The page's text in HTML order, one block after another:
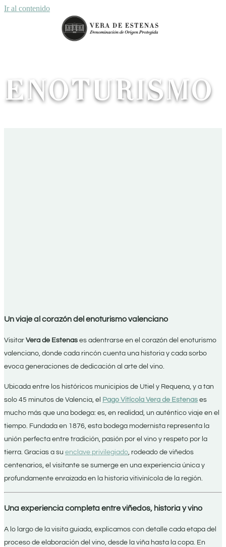
Ir al contenido
ENOTURISMO
Un viaje al corazón del enoturismo valenciano
Visitar Vera de Estenas es adentrarse en el corazón del enoturismo
valenciano, donde cada rincón cuenta una historia y cada sorbo
evoca generaciones de dedicación al arte del vino.
Ubicada entre los históricos municipios de Utiel y Requena, y a tan
solo 45 minutos de Valencia, el Pago Vitícola Vera de Estenas es
mucho más que una bodega: es, en realidad, un auténtico viaje en el
tiempo. Fundada en 1876, esta bodega modernista representa la
unión perfecta entre tradición, pasión por el vino y respeto por la
tierra. Gracias a su enclave privilegiado, rodeado de viñedos
centenarios, el visitante se sumerge en una experiencia única y
profundamente enraizada en la historia vitivinícola de la región.
Una experiencia completa entre viñedos, historia y vino
A lo largo de la visita guiada, explicamos con detalle cada etapa del
proceso de elaboración del vino, desde la viña hasta la copa. En